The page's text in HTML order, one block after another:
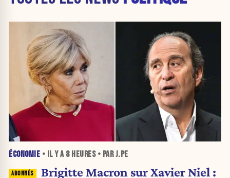
ÉCONOMIE • IL Y A 8 HEURES• PAR J.PE
Brigitte Macron sur Xavier Niel :